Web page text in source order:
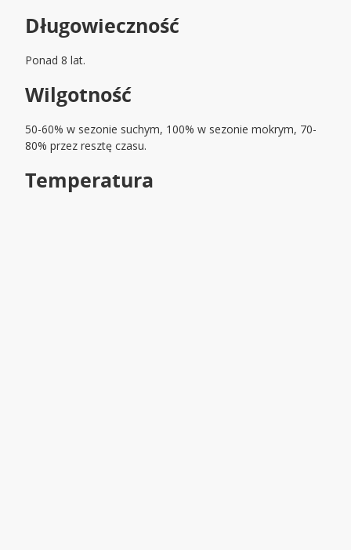
Długowieczność
Ponad 8 lat.
Wilgotność
50-60% w sezonie suchym, 100% w sezonie mokrym, 70-
80% przez resztę czasu.
Temperatura